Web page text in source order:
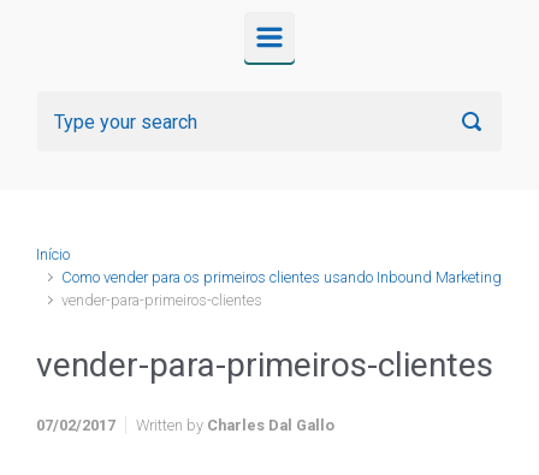
Início
Como vender para os primeiros clientes usando Inbound Marketing
vender-para-primeiros-clientes
vender-para-primeiros-clientes
07/02/2017 Written by Charles Dal Gallo